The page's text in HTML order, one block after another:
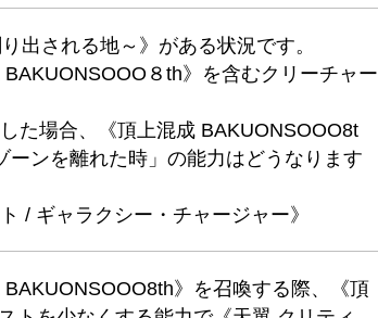
出される地～》がある状況です。
８th》を含むクリーチャー
た場合、《頂上混成 BAKUONSOOO8t
ーンを離れた時」の能力はどうなります
/ ギャラクシー・チャージャー》
》を召喚する際、《頂